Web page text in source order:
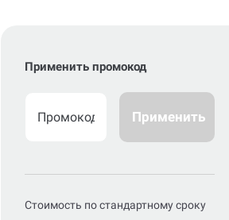
Применить промокод
Применить
Стоимость по стандартному сроку